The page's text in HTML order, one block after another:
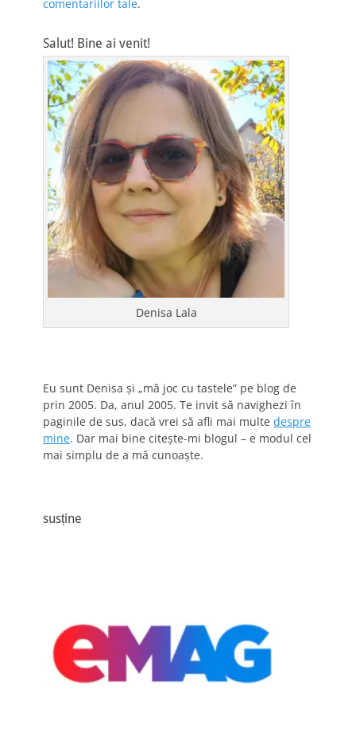
comentariilor tale.
Salut! Bine ai venit!
Denisa Lala
Eu sunt Denisa și „mă joc cu tastele” pe blog de
prin 2005. Da, anul 2005. Te invit să navighezi în
paginile de sus, dacă vrei să afli mai multe despre
mine. Dar mai bine citește-mi blogul – e modul cel
mai simplu de a mă cunoaște.
susține